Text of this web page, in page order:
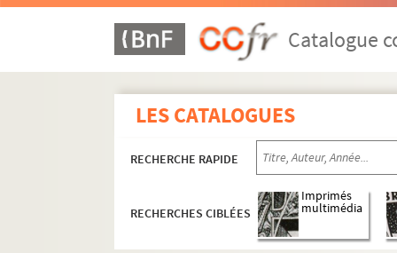
Catalogue
LES CATALOGUES
RECHERCHE RAPIDE
RECHERCHES CIBLÉES
Imprimés
multimédia
Écrits et conférences
Céline Renooz